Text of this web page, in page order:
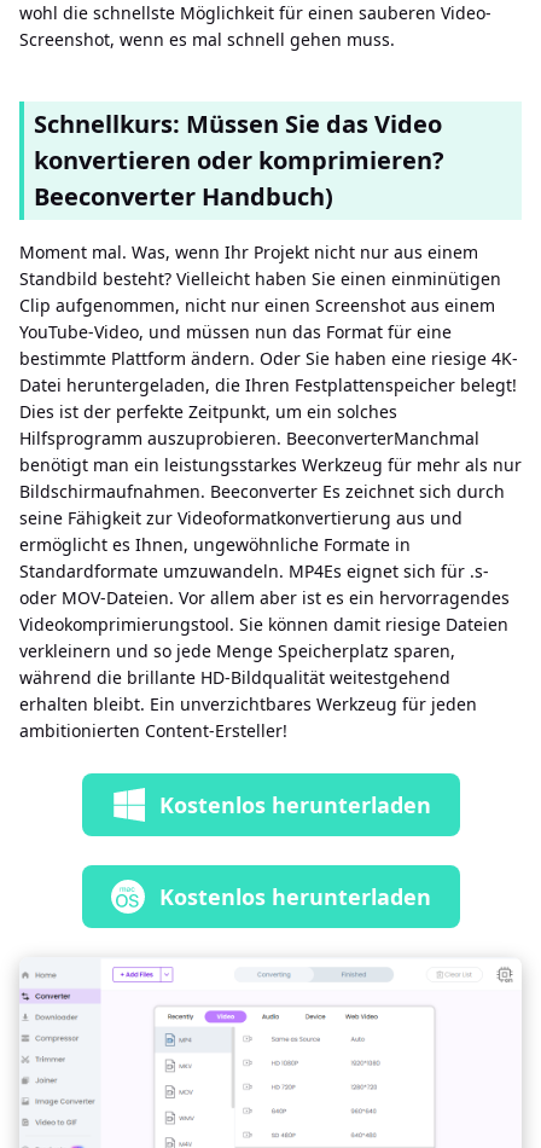
wohl die schnellste Möglichkeit für einen sauberen Video-
Screenshot, wenn es mal schnell gehen muss.
Schnellkurs: Müssen Sie das Video
konvertieren oder komprimieren?
Beeconverter Handbuch)
Moment mal. Was, wenn Ihr Projekt nicht nur aus einem
Standbild besteht? Vielleicht haben Sie einen einminütigen
Clip aufgenommen, nicht nur einen Screenshot aus einem
YouTube-Video, und müssen nun das Format für eine
bestimmte Plattform ändern. Oder Sie haben eine riesige 4K-
Datei heruntergeladen, die Ihren Festplattenspeicher belegt!
Dies ist der perfekte Zeitpunkt, um ein solches
Hilfsprogramm auszuprobieren. BeeconverterManchmal
benötigt man ein leistungsstarkes Werkzeug für mehr als nur
Bildschirmaufnahmen. Beeconverter Es zeichnet sich durch
seine Fähigkeit zur Videoformatkonvertierung aus und
ermöglicht es Ihnen, ungewöhnliche Formate in
Standardformate umzuwandeln. MP4Es eignet sich für .s-
oder MOV-Dateien. Vor allem aber ist es ein hervorragendes
Videokomprimierungstool. Sie können damit riesige Dateien
verkleinern und so jede Menge Speicherplatz sparen,
während die brillante HD-Bildqualität weitestgehend
erhalten bleibt. Ein unverzichtbares Werkzeug für jeden
ambitionierten Content-Ersteller!
Kostenlos herunterladen
Kostenlos herunterladen